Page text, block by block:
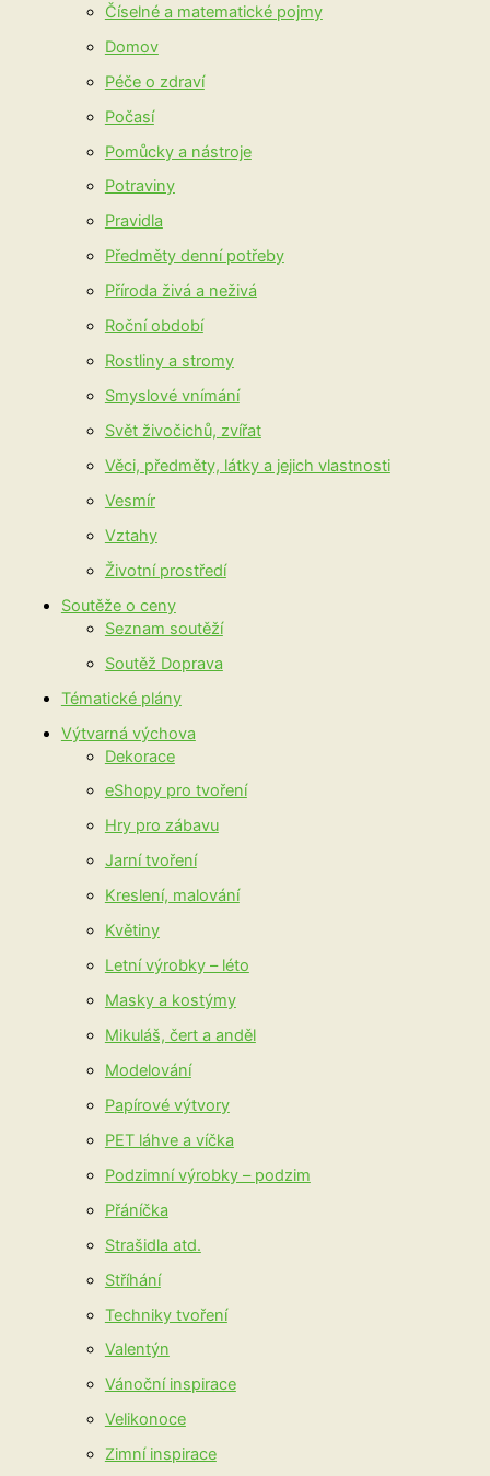
Číselné a matematické pojmy
Domov
Péče o zdraví
Počasí
Pomůcky a nástroje
Potraviny
Pravidla
Předměty denní potřeby
Příroda živá a neživá
Roční období
Rostliny a stromy
Smyslové vnímání
Svět živočichů, zvířat
Věci, předměty, látky a jejich vlastnosti
Vesmír
Vztahy
Životní prostředí
Soutěže o ceny
Seznam soutěží
Soutěž Doprava
Tématické plány
Výtvarná výchova
Dekorace
eShopy pro tvoření
Hry pro zábavu
Jarní tvoření
Kreslení, malování
Květiny
Letní výrobky – léto
Masky a kostýmy
Mikuláš, čert a anděl
Modelování
Papírové výtvory
PET láhve a víčka
Podzimní výrobky – podzim
Přáníčka
Strašidla atd.
Stříhání
Techniky tvoření
Valentýn
Vánoční inspirace
Velikonoce
Zimní inspirace